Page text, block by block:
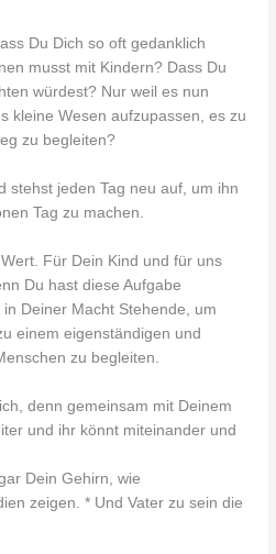
Du Dich so oft gedanklich
musst mit Kindern? Dass Du
würdest? Nur weil es nun
kleine Wesen aufzupassen, es zu
zu begleiten?
stehst jeden Tag neu auf, um ihn
Tag zu machen.
Für Dein Kind und für uns
Du hast diese Aufgabe
Deiner Macht Stehende, um
einem eigenständigen und
zu begleiten.
denn gemeinsam mit Deinem
und ihr könnt miteinander und
Dein Gehirn, wie
zeigen. * Und Vater zu sein die